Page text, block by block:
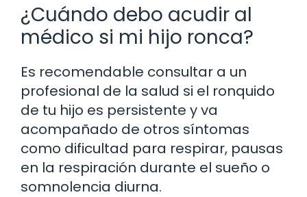
¿Cuándo debo acudir al
médico si mi hijo ronca?
Es recomendable consultar a un
profesional de la salud si el ronquido
de tu hijo es persistente y va
acompañado de otros síntomas
como dificultad para respirar, pausas
en la respiración durante el sueño o
somnolencia diurna.